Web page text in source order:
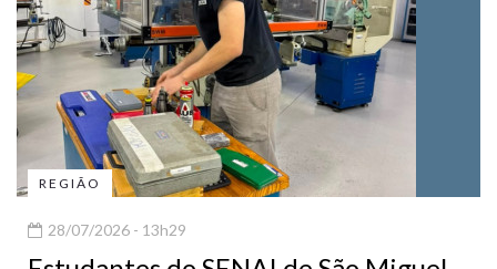
REGIÃO
28/07/2026 - 13h29